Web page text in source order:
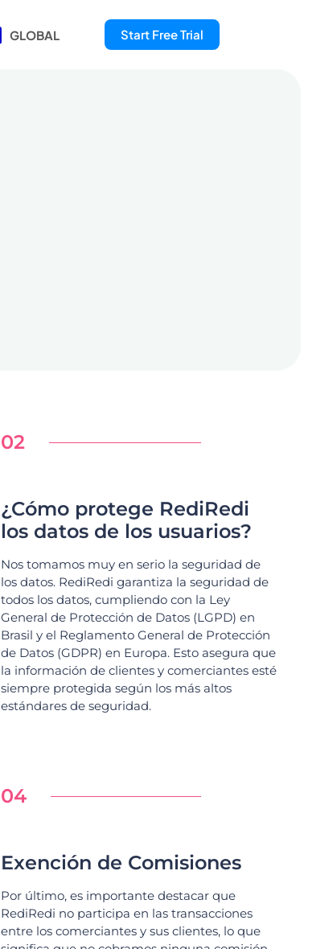
GLOBAL Start Free Trial
02
¿Cómo protege RediRedi
los datos de los usuarios?
Nos tomamos muy en serio la seguridad de
los datos. RediRedi garantiza la seguridad de
todos los datos, cumpliendo con la Ley
General de Protección de Datos (LGPD) en
Brasil y el Reglamento General de Protección
de Datos (GDPR) en Europa. Esto asegura que
la información de clientes y comerciantes esté
siempre protegida según los más altos
estándares de seguridad.
04
Exención de Comisiones
Por último, es importante destacar que
RediRedi no participa en las transacciones
entre los comerciantes y sus clientes, lo que